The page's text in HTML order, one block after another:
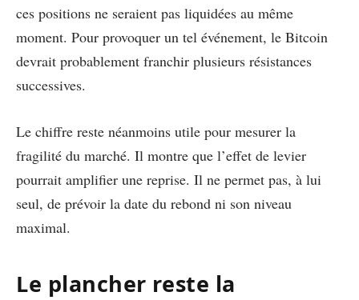
ces positions ne seraient pas liquidées au même
moment. Pour provoquer un tel événement, le Bitcoin
devrait probablement franchir plusieurs résistances
successives.
Le chiffre reste néanmoins utile pour mesurer la
fragilité du marché. Il montre que l’effet de levier
pourrait amplifier une reprise. Il ne permet pas, à lui
seul, de prévoir la date du rebond ni son niveau
maximal.
Le plancher reste la